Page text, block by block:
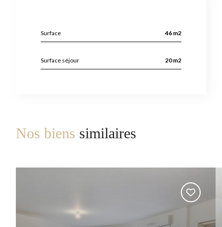
Surface 46 m2
Surface séjour 20 m2
Nos biens similaires